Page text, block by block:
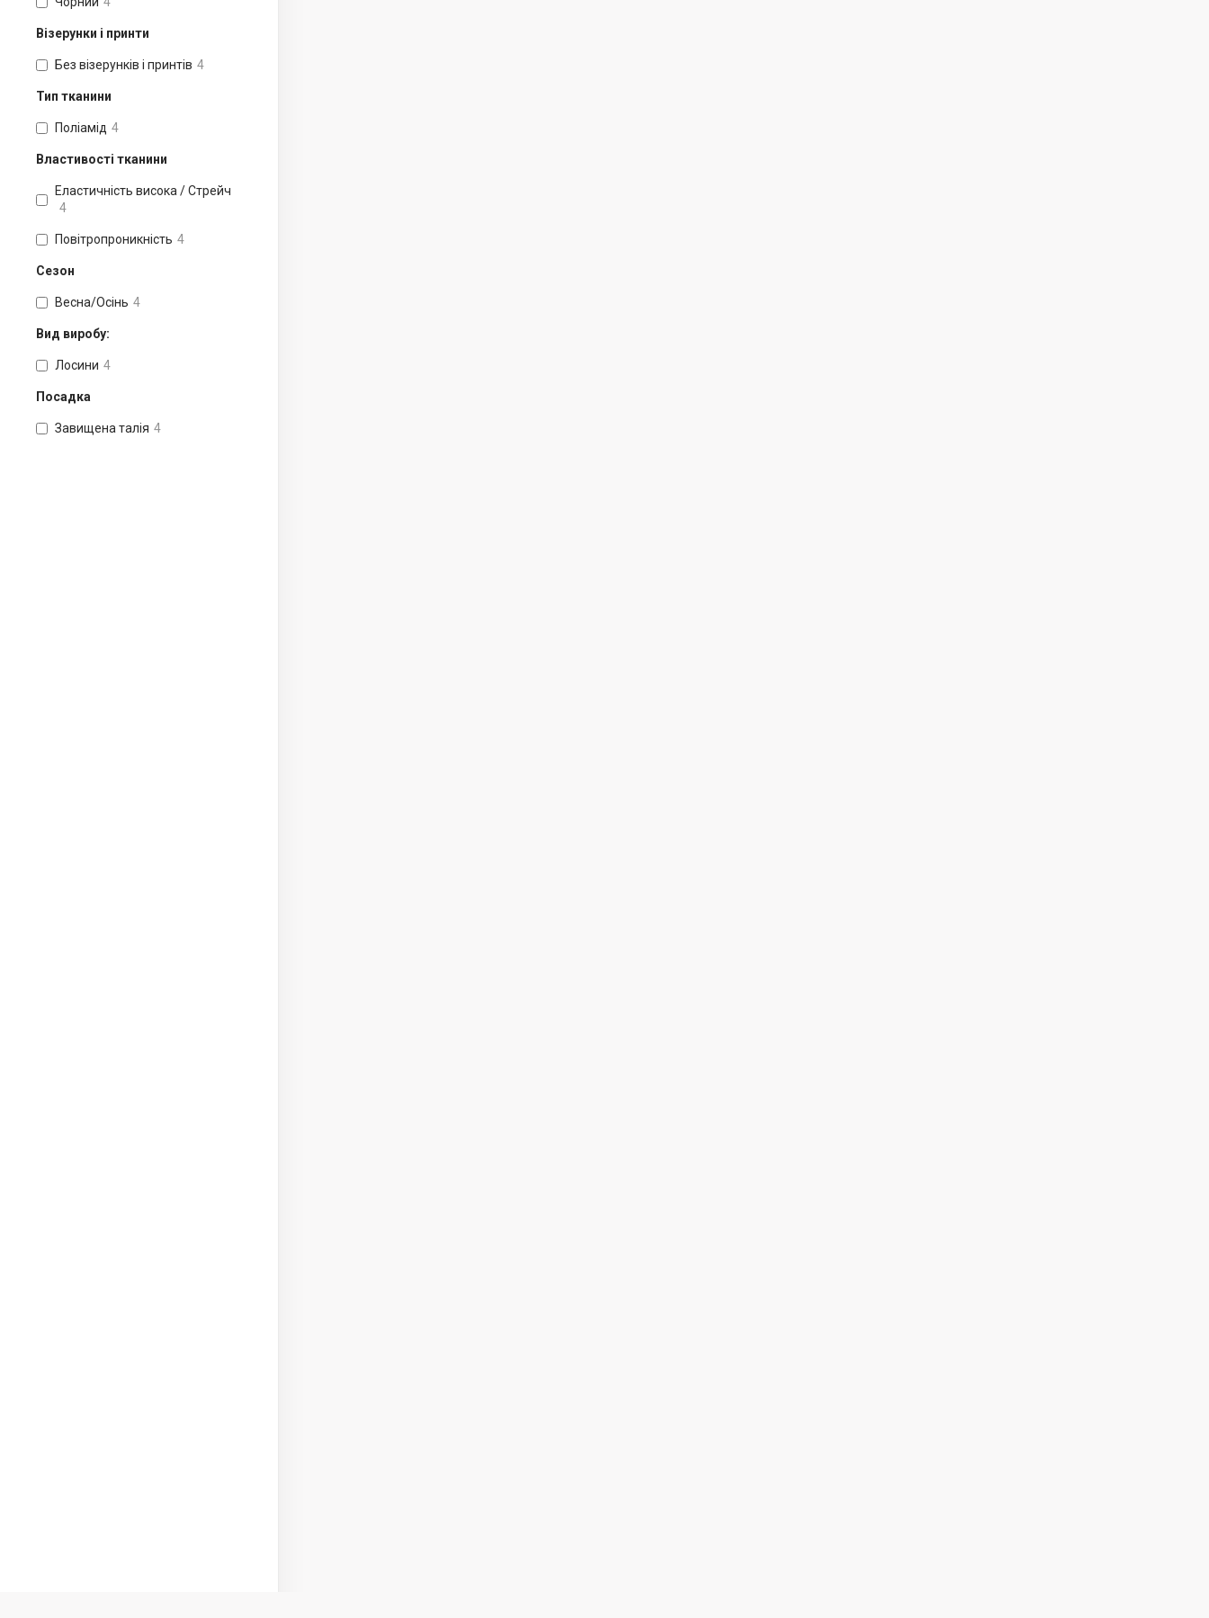
Візерунки і принти
Без візерунків і принтів 4
Тип тканини
Поліамід 4
Властивості тканини
Еластичність висока / Стрейч
4
Повітропроникність 4
Сезон
Весна/Осінь 4
Вид виробу:
Лосини 4
Посадка
Завищена талія 4